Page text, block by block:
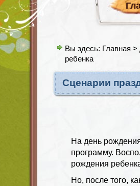
Вы здесь: Главная >
ребенка
Сценарии
На день
программу.
рождения
Но, после того,